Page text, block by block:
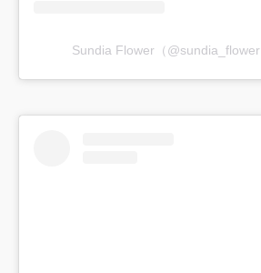
Sundia Flower（